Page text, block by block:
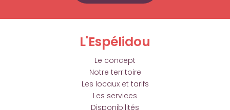
L'Espélidou
Le concept
Notre territoire
Les locaux et tarifs
Les services
Disponibilités